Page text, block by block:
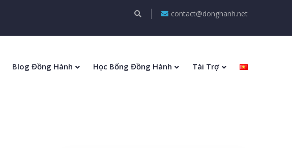
contact@donghanh.net
Blog Đồng Hành Học Bổng Đồng Hành Tài Trợ